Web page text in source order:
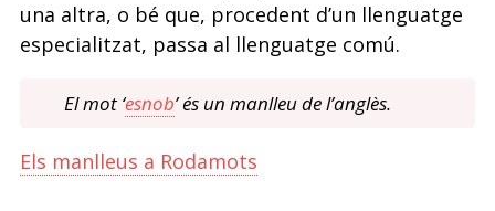
una altra, o bé que, procedent d’un llenguatge
especialitzat, passa al llenguatge comú.
El mot ‘esnob’ és un manlleu de l’anglès.
Els manlleus a Rodamots